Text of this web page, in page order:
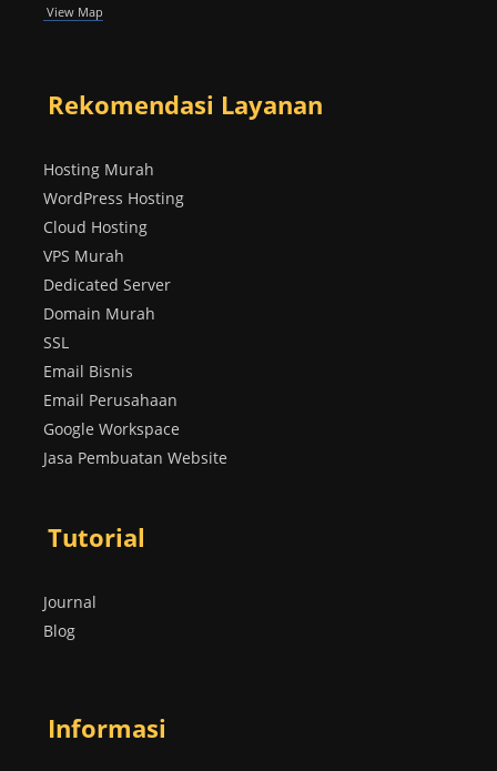
View Map
Rekomendasi Layanan
Hosting Murah
WordPress Hosting
Cloud Hosting
VPS Murah
Dedicated Server
Domain Murah
SSL
Email Bisnis
Email Perusahaan
Google Workspace
Jasa Pembuatan Website
Tutorial
Journal
Blog
Informasi